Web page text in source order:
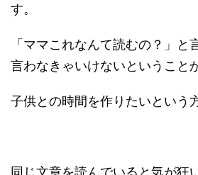
す。
「ママこれなんて読むの？」と
言わなきゃいけないということ
子供との時間を作りたいという
同じ文章を読んでいると気が狂